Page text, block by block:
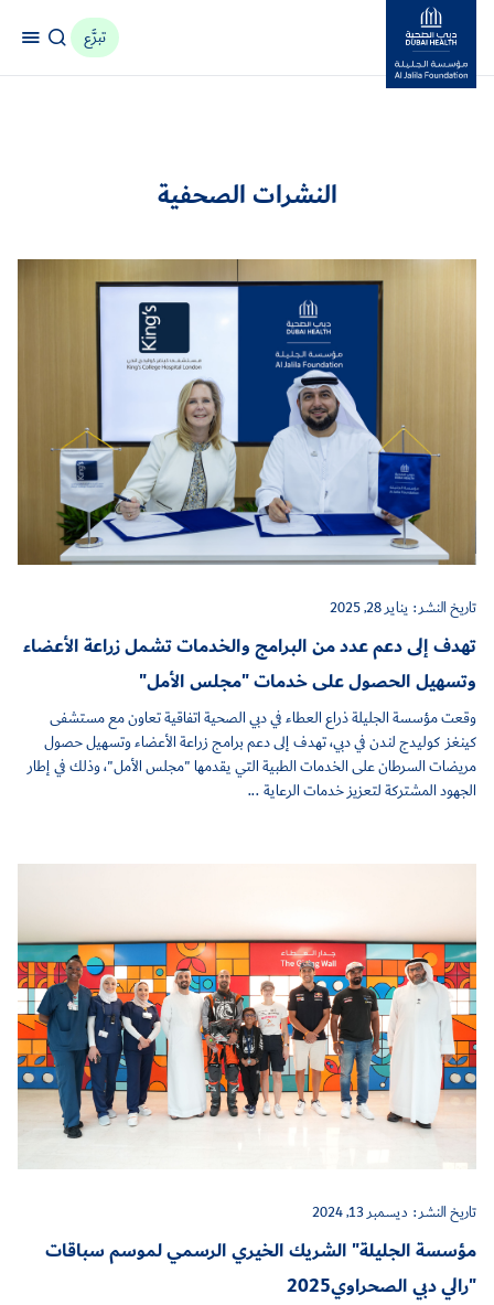
مؤسسة جليلة
تبرَّع
النشرات الصحفية
تاريخ النشر : يناير 28, 2025
تهدف إلى دعم عدد من البرامج والخدمات تشمل زراعة الأعضاء
وتسهيل الحصول على خدمات "مجلس الأمل"
وقعت مؤسسة الجليلة ذراع العطاء في دبي الصحية اتفاقية تعاون مع مستشفى
كينغز كوليدج لندن في دبي، تهدف إلى دعم برامج زراعة الأعضاء وتسهيل حصول
مريضات السرطان على الخدمات الطبية التي يقدمها "مجلس الأمل"، وذلك في إطار
الجهود المشتركة لتعزيز خدمات الرعاية ...
تاريخ النشر : ديسمبر 13, 2024
مؤسسة الجليلة" الشريك الخيري الرسمي لموسم سباقات
"رالي دبي الصحراوي2025